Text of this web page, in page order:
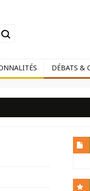
DÉBATS &